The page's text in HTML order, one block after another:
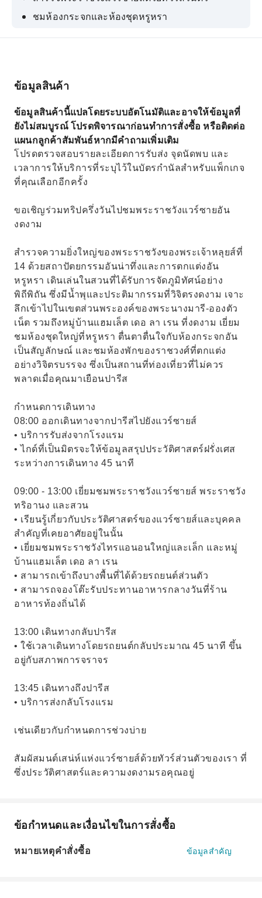
ชมห้องกระจกและห้องชุดหรูหรา
สัมผัสประสบการณ์การรับส่งจากโรงแรมที่สะดวก
เข้าถึงรถยนต์
ข้อมูลสินค้า
ข้อมูลสินค้านี้แปลโดยระบบอัตโนมัติและอาจให้ข้อมูลที่
ยังไม่สมบูรณ์ โปรดพิจารณาก่อนทำการสั่งซื้อ หรือติดต่อ
แผนกลูกค้าสัมพันธ์หากมีคำถามเพิ่มเติม
โปรดตรวจสอบรายละเอียดการรับส่ง จุดนัดพบ และ
เวลาการให้บริการที่ระบุไว้ในบัตรกำนัลสำหรับแพ็กเกจ
ที่คุณเลือกอีกครั้ง
ขอเชิญร่วมทริปครึ่งวันไปชมพระราชวังแวร์ซายอัน
งดงาม
สำรวจความยิ่งใหญ่ของพระราชวังของพระเจ้าหลุยส์ที่
14 ด้วยสถาปัตยกรรมอันน่าทึ่งและการตกแต่งอัน
หรูหรา เดินเล่นในสวนที่ได้รับการจัดภูมิทัศน์อย่าง
พิถีพิถัน ซึ่งมีน้ำพุและประติมากรรมที่วิจิตรงดงาม เจาะ
ลึกเข้าไปในเขตส่วนพระองค์ของพระนางมารี-อองตัว
เน็ต รวมถึงหมู่บ้านแฮมเล็ต เดอ ลา เรน ที่งดงาม เยี่ยม
ชมห้องชุดใหญ่ที่หรูหรา ตื่นตาตื่นใจกับห้องกระจกอัน
เป็นสัญลักษณ์ และชมห้องพักของราชวงศ์ที่ตกแต่ง
อย่างวิจิตรบรรจง ซึ่งเป็นสถานที่ท่องเที่ยวที่ไม่ควร
พลาดเมื่อคุณมาเยือนปารีส
กำหนดการเดินทาง
08:00 ออกเดินทางจากปารีสไปยังแวร์ซายส์
• บริการรับส่งจากโรงแรม
• ไกด์ที่เป็นมิตรจะให้ข้อมูลสรุปประวัติศาสตร์ฝรั่งเศส
ระหว่างการเดินทาง 45 นาที
09:00 - 13:00 เยี่ยมชมพระราชวังแวร์ซายส์ พระราชวัง
ทริอานง และสวน
• เรียนรู้เกี่ยวกับประวัติศาสตร์ของแวร์ซายส์และบุคคล
สำคัญที่เคยอาศัยอยู่ในนั้น
• เยี่ยมชมพระราชวังไทรแอนอนใหญ่และเล็ก และหมู่
บ้านแฮมเล็ต เดอ ลา เรน
• สามารถเข้าถึงบางพื้นที่ได้ด้วยรถยนต์ส่วนตัว
• สามารถจองโต๊ะรับประทานอาหารกลางวันที่ร้าน
อาหารท้องถิ่นได้
13:00 เดินทางกลับปารีส
• ใช้เวลาเดินทางโดยรถยนต์กลับประมาณ 45 นาที ขึ้น
อยู่กับสภาพการจราจร
13:45 เดินทางถึงปารีส
• บริการส่งกลับโรงแรม
เช่นเดียวกับกำหนดการช่วงบ่าย
สัมผัสมนต์เสน่ห์แห่งแวร์ซายส์ด้วยทัวร์ส่วนตัวของเรา ที่
ซึ่งประวัติศาสตร์และความงดงามรอคุณอยู่
ข้อกำหนดและเงื่อนไขในการสั่งซื้อ
หมายเหตุคำสั่งซื้อ ข้อมูลสำคัญ